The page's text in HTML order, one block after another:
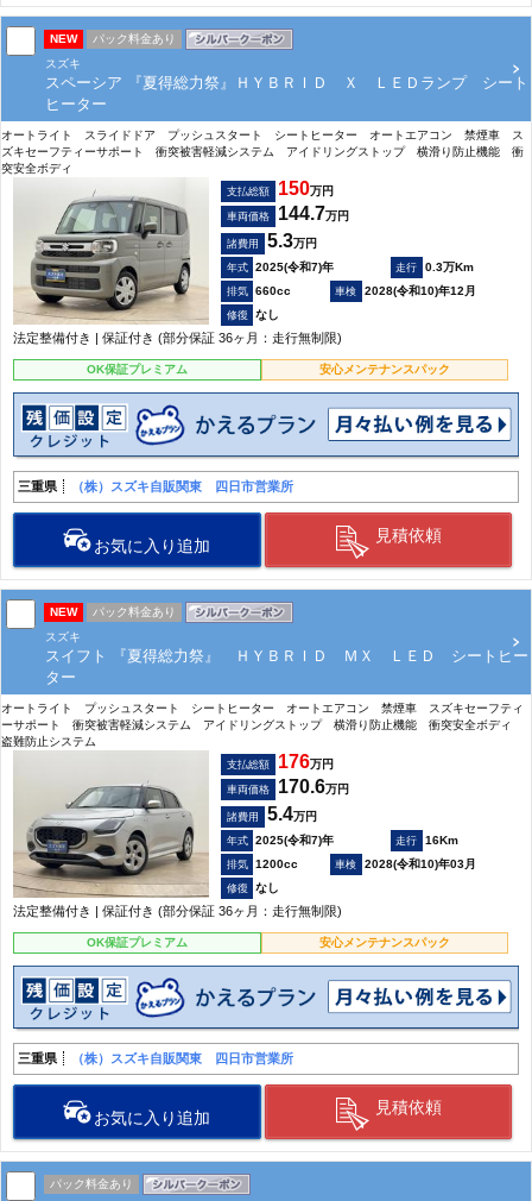
NEW
パック料金あり
スズキ
スペーシア 『夏得総力祭』ＨＹＢＲＩＤ Ｘ ＬＥＤランプ シート
ヒーター
オートライト スライドドア プッシュスタート シートヒーター オートエアコン 禁煙車 ス
ズキセーフティーサポート 衝突被害軽減システム アイドリングストップ 横滑り防止機能 衝
突安全ボディ
支払総額 150万円
車両価格 144.7万円
諸費用 5.3万円
2025(令和7)年
0.3万Km
660cc
2028(令和10)年12月
なし
法定整備付き | 保証付き (部分保証 36ヶ月：走行無制限)
OK保証プレミアム 安心メンテナンスパック
三重県 （株）スズキ自販関東 四日市営業所
お気に入り追加
見積依頼
NEW
パック料金あり
スズキ
スイフト 『夏得総力祭』 ＨＹＢＲＩＤ ＭＸ ＬＥＤ シートヒー
ター
オートライト プッシュスタート シートヒーター オートエアコン 禁煙車 スズキセーフティ
ーサポート 衝突被害軽減システム アイドリングストップ 横滑り防止機能 衝突安全ボディ
盗難防止システム
支払総額 176万円
車両価格 170.6万円
諸費用 5.4万円
2025(令和7)年
16Km
1200cc
2028(令和10)年03月
なし
法定整備付き | 保証付き (部分保証 36ヶ月：走行無制限)
OK保証プレミアム 安心メンテナンスパック
三重県 （株）スズキ自販関東 四日市営業所
お気に入り追加
見積依頼
パック料金あり